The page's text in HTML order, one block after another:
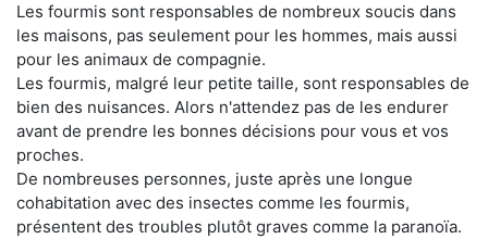
Les fourmis sont responsables de nombreux soucis dans
les maisons, pas seulement pour les hommes, mais aussi
pour les animaux de compagnie.
Les fourmis, malgré leur petite taille, sont responsables de
bien des nuisances. Alors n'attendez pas de les endurer
avant de prendre les bonnes décisions pour vous et vos
proches.
De nombreuses personnes, juste après une longue
cohabitation avec des insectes comme les fourmis,
présentent des troubles plutôt graves comme la paranoïa.